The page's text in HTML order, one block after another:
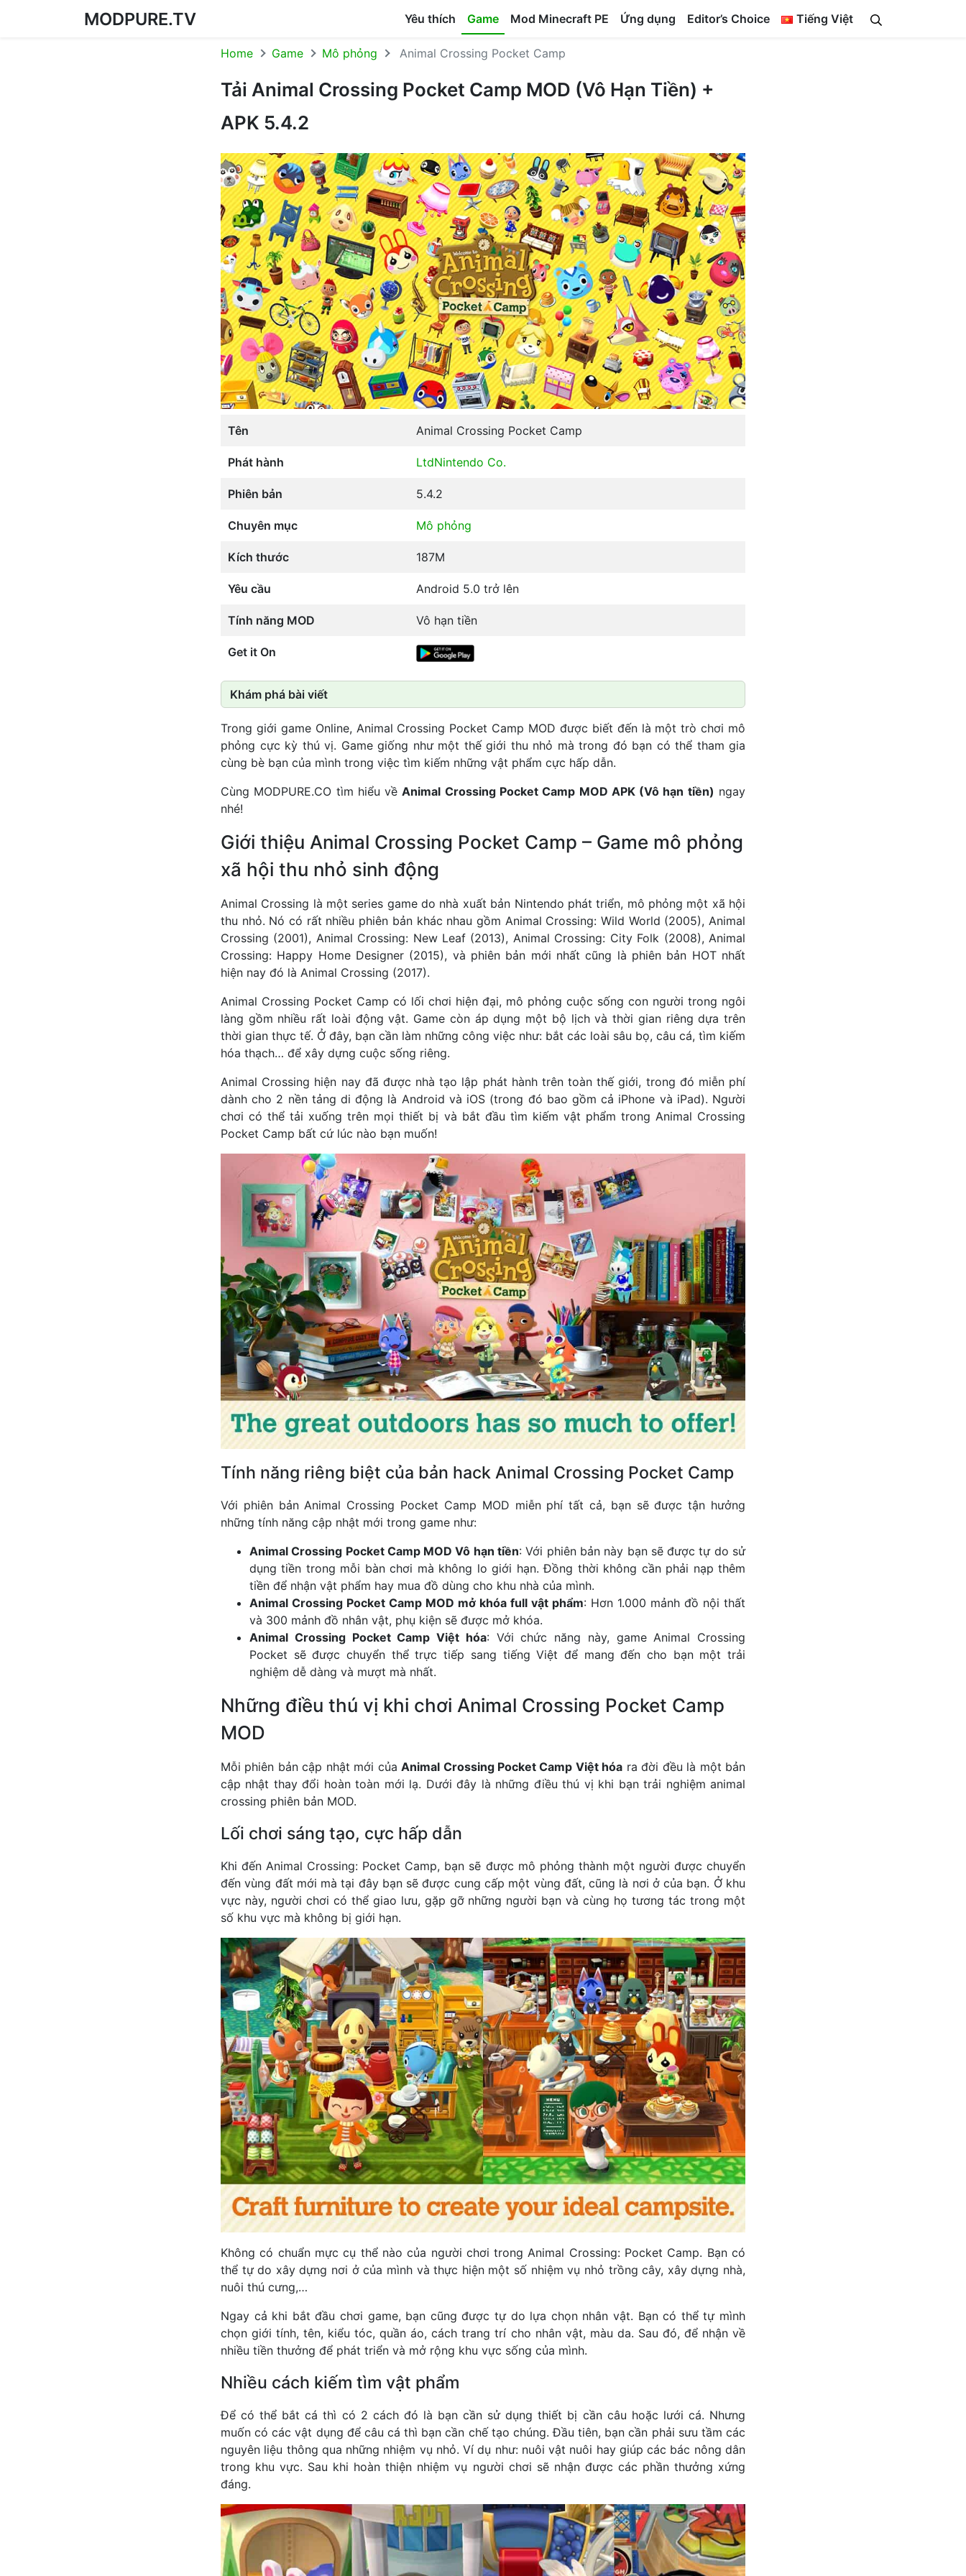
MODPURE.TV Yêu thích Game Mod Minecraft PE Ứng dụng Editor’s Choice Tiếng Việt
Home Game Mô phỏng Animal Crossing Pocket Camp
Tải Animal Crossing Pocket Camp MOD (Vô Hạn Tiền) +
APK 5.4.2
Tên Animal Crossing Pocket Camp
Phát hành LtdNintendo Co.
Phiên bản 5.4.2
Chuyên mục Mô phỏng
Kích thước 187M
Yêu cầu Android 5.0 trở lên
Tính năng MOD Vô hạn tiền
Get it On
Khám phá bài viết
Trong giới game Online, Animal Crossing Pocket Camp MOD được biết đến là một trò chơi mô
phỏng cực kỳ thú vị. Game giống như một thế giới thu nhỏ mà trong đó bạn có thể tham gia
cùng bè bạn của mình trong việc tìm kiếm những vật phẩm cực hấp dẫn.
Cùng MODPURE.CO tìm hiểu vềAnimal Crossing Pocket Camp MOD APK (Vô hạn tiền) ngay
nhé!
Giới thiệu Animal Crossing Pocket Camp – Game mô phỏng
xã hội thu nhỏ sinh động
Animal Crossing là một series game do nhà xuất bản Nintendo phát triển, mô phỏng một xã hội
thu nhỏ. Nó có rất nhiều phiên bản khác nhau gồm Animal Crossing: Wild World (2005), Animal
Crossing (2001), Animal Crossing: New Leaf (2013), Animal Crossing: City Folk (2008), Animal
Crossing: Happy Home Designer (2015), và phiên bản mới nhất cũng là phiên bản HOT nhất
hiện nay đó là Animal Crossing (2017).
Animal Crossing Pocket Camp có lối chơi hiện đại, mô phỏng cuộc sống con người trong ngôi
làng gồm nhiều rất loài động vật. Game còn áp dụng một bộ lịch và thời gian riêng dựa trên
thời gian thực tế. Ở đây, bạn cần làm những công việc như: bắt các loài sâu bọ, câu cá, tìm kiếm
hóa thạch… để xây dựng cuộc sống riêng.
Animal Crossing hiện nay đã được nhà tạo lập phát hành trên toàn thế giới, trong đó miễn phí
dành cho 2 nền tảng di động là Android và iOS (trong đó bao gồm cả iPhone và iPad). Người
chơi có thể tải xuống trên mọi thiết bị và bắt đầu tìm kiếm vật phẩm trong Animal Crossing
Pocket Camp bất cứ lúc nào bạn muốn!
Tính năng riêng biệt của bản hack Animal Crossing Pocket Camp
Với phiên bản Animal Crossing Pocket Camp MOD miễn phí tất cả, bạn sẽ được tận hưởng
những tính năng cập nhật mới trong game như:
Animal Crossing Pocket Camp MOD Vô hạn tiền: Với phiên bản này bạn sẽ được tự do sử
dụng tiền trong mỗi bàn chơi mà không lo giới hạn. Đồng thời không cần phải nạp thêm
tiền để nhận vật phẩm hay mua đồ dùng cho khu nhà của mình.
Animal Crossing Pocket Camp MOD mở khóa full vật phẩm: Hơn 1.000 mảnh đồ nội thất
và 300 mảnh đồ nhân vật, phụ kiện sẽ được mở khóa.
Animal Crossing Pocket Camp Việt hóa: Với chức năng này, game Animal Crossing
Pocket sẽ được chuyển thể trực tiếp sang tiếng Việt để mang đến cho bạn một trải
nghiệm dễ dàng và mượt mà nhất.
Những điều thú vị khi chơi Animal Crossing Pocket Camp
MOD
Mỗi phiên bản cập nhật mới củaAnimal Crossing Pocket Camp Việt hóa ra đời đều là một bản
cập nhật thay đổi hoàn toàn mới lạ. Dưới đây là những điều thú vị khi bạn trải nghiệm animal
crossing phiên bản MOD.
Lối chơi sáng tạo, cực hấp dẫn
Khi đến Animal Crossing: Pocket Camp, bạn sẽ được mô phỏng thành một người được chuyển
đến vùng đất mới mà tại đây bạn sẽ được cung cấp một vùng đất, cũng là nơi ở của bạn. Ở khu
vực này, người chơi có thể giao lưu, gặp gỡ những người bạn và cùng họ tương tác trong một
số khu vực mà không bị giới hạn.
Không có chuẩn mực cụ thể nào của người chơi trong Animal Crossing: Pocket Camp. Bạn có
thể tự do xây dựng nơi ở của mình và thực hiện một số nhiệm vụ nhỏ trồng cây, xây dựng nhà,
nuôi thú cưng,…
Ngay cả khi bắt đầu chơi game, bạn cũng được tự do lựa chọn nhân vật. Bạn có thể tự mình
chọn giới tính, tên, kiểu tóc, quần áo, cách trang trí cho nhân vật, màu da. Sau đó, để nhận về
nhiều tiền thưởng để phát triển và mở rộng khu vực sống của mình.
Nhiều cách kiếm tìm vật phẩm
Để có thể bắt cá thì có 2 cách đó là bạn cần sử dụng thiết bị cần câu hoặc lưới cá. Nhưng
muốn có các vật dụng để câu cá thì bạn cần chế tạo chúng. Đầu tiên, bạn cần phải sưu tầm các
nguyên liệu thông qua những nhiệm vụ nhỏ. Ví dụ như: nuôi vật nuôi hay giúp các bác nông dân
trong khu vực. Sau khi hoàn thiện nhiệm vụ người chơi sẽ nhận được các phần thưởng xứng
đáng.